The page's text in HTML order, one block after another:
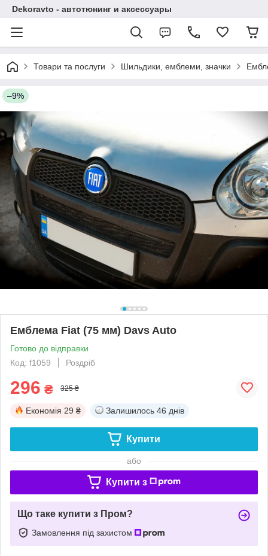
Dekoravto - автотюнинг и аксессуары
Товари та послуги Шильдики, емблеми, значки
–9%
Емблема Fiat (75 мм) Davs Auto
Готово до відправки
Код: f1059
Роздріб
296 ₴ 325 ₴
Економія 29 ₴ Залишилось 46 днів
Купити
або
Купити з
Що таке купити з Пром?
Замовлення під захистом